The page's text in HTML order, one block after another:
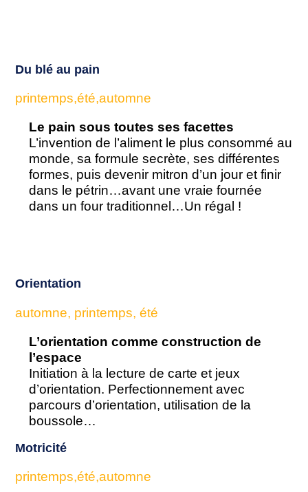
Du blé au pain
printemps,été,automne
Le pain sous toutes ses facettes
L’invention de l’aliment le plus consommé au
monde, sa formule secrète, ses différentes
formes, puis devenir mitron d’un jour et finir
dans le pétrin…avant une vraie fournée
dans un four traditionnel…Un régal !
Orientation
automne, printemps, été
L’orientation comme construction de
l’espace
Initiation à la lecture de carte et jeux
d’orientation. Perfectionnement avec
parcours d’orientation, utilisation de la
boussole…
Motricité
printemps,été,automne